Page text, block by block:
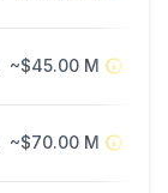
~$45.00 M
~$70.00 M